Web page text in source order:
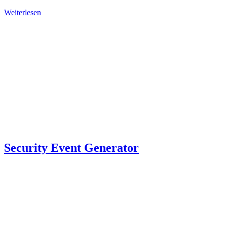
Weiterlesen
Security Event Generator